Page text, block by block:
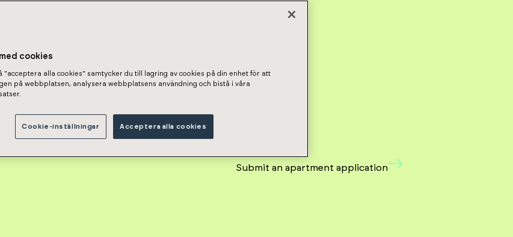
19 As 59
Oulun Asemantorni I
Submit an apartment application
cookies
"acceptera alla cookies" samtycker du till lagring av cookies på din enhet för att
på webbplatsen, analysera webbplatsens användning och bistå i våra
Cookie-inställningar Acceptera alla cookies